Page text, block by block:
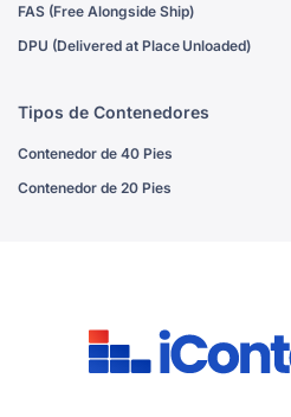
FAS (Free Alongside Ship)
DPU (Delivered at Place Unloaded)
Tipos de Contenedores
Contenedor de 40 Pies
Contenedor de 20 Pies